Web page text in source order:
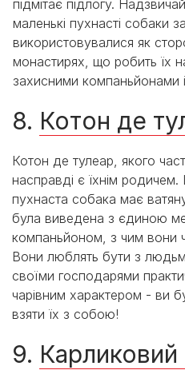
підмітає підлогу.
маленькі пухнасті собаки
використовувалися як
монастирях, що робить їх
захисними компаньйонами
8. Котон де
Котон де тулеар, якого
насправді є їхнім родичем.
пухнаста собака має
була виведена з єдиною
компаньйоном, з чим вони
Вони люблять бути з
своїми господарями
чарівним характером - ви
взяти їх з собою!
9. Карликовий